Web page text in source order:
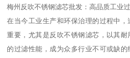
梅州反吹不锈钢滤芯批发：高品质工业
在当今工业生产和环保治理的过程中
重要，尤其是反吹不锈钢滤芯，以其
的过滤性能，成为众多行业不可或缺